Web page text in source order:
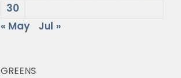
30
« May
Jul »
GREENS